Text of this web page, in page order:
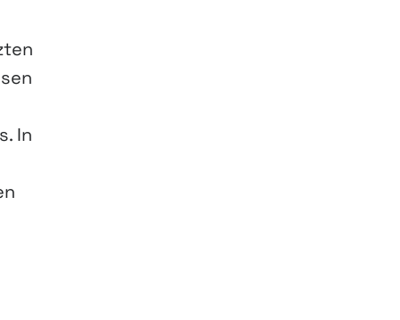
In